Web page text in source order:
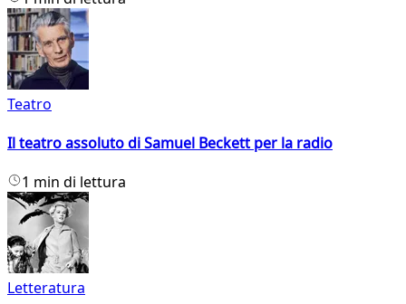
Teatro
Il teatro assoluto di Samuel Beckett per la radio
1 min di lettura
Letteratura